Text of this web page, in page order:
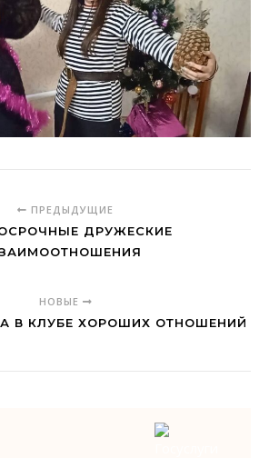
ПРЕДЫДУЩИЕ
ДРУЖЕСКИЕ
НОВЫЕ
В КЛУБЕ ХОРОШИХ ОТНОШЕНИЙ